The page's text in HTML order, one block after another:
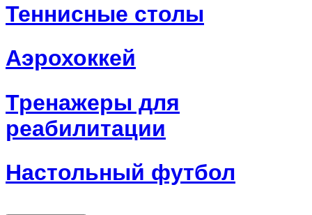
Теннисные столы
Аэрохоккей
Тренажеры для
реабилитации
Настольный футбол